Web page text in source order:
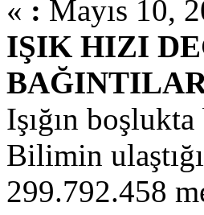
« : Mayıs 10,
IŞIK HIZI
Işığın boşlukta
Bilimin
299.792.458